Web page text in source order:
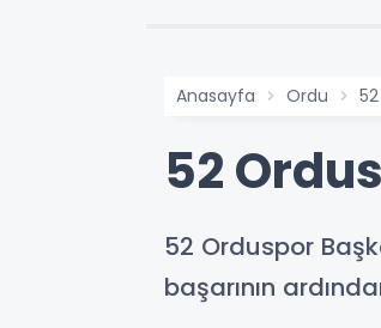
Anasayfa Ordu
52
52 Orduspor
başarının